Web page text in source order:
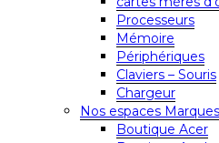
Processeurs
Mémoire
Périphériques
Claviers – Souris
Chargeur
Nos espaces Marques
Boutique Acer